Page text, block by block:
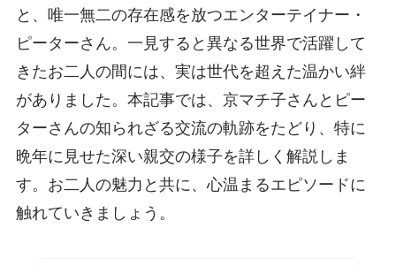
と、唯一無二の存在感を放つエンターテイナー・
ピーターさん。一見すると異なる世界で活躍して
きたお二人の間には、実は世代を超えた温かい絆
がありました。本記事では、京マチ子さんとピー
ターさんの知られざる交流の軌跡をたどり、特に
晩年に見せた深い親交の様子を詳しく解説しま
す。お二人の魅力と共に、心温まるエピソードに
触れていきましょう。